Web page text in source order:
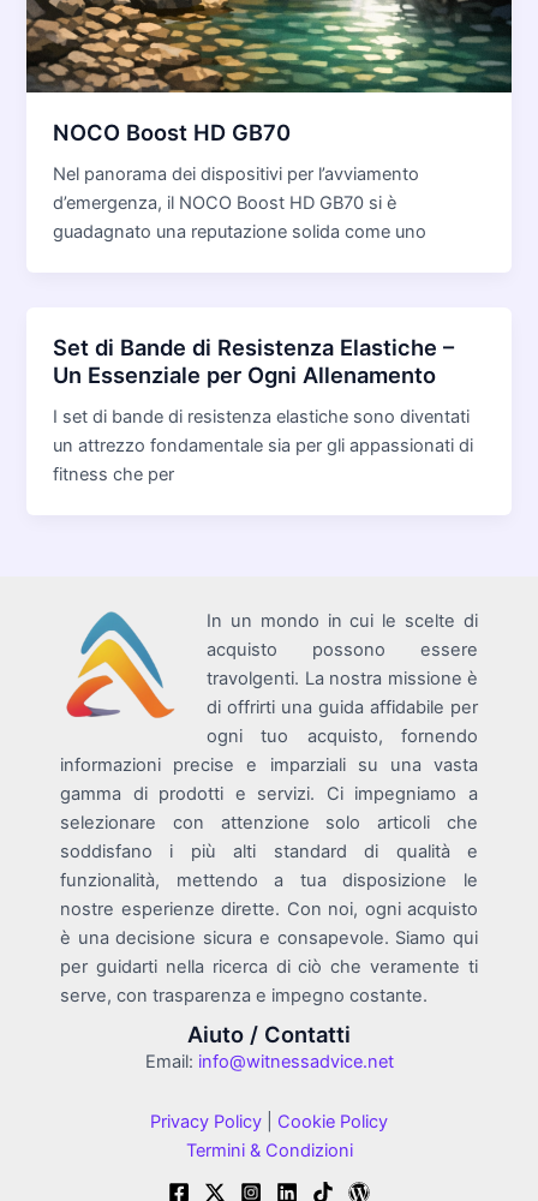
NOCO Boost HD GB70
Nel panorama dei dispositivi per l’avviamento
d’emergenza, il NOCO Boost HD GB70 si è
guadagnato una reputazione solida come uno
Set di Bande di Resistenza Elastiche –
Un Essenziale per Ogni Allenamento
I set di bande di resistenza elastiche sono diventati
un attrezzo fondamentale sia per gli appassionati di
fitness che per
In un mondo in cui le scelte di
acquisto possono essere
travolgenti. La nostra missione è
di offrirti una guida affidabile per
ogni tuo acquisto, fornendo
informazioni precise e imparziali su una vasta
gamma di prodotti e servizi. Ci impegniamo a
selezionare con attenzione solo articoli che
soddisfano i più alti standard di qualità e
funzionalità, mettendo a tua disposizione le
nostre esperienze dirette. Con noi, ogni acquisto
è una decisione sicura e consapevole. Siamo qui
per guidarti nella ricerca di ciò che veramente ti
serve, con trasparenza e impegno costante.
Aiuto / Contatti
Email: info@witnessadvice.net
Privacy Policy
Cookie Policy
Termini & Condizioni